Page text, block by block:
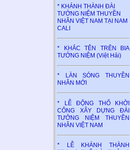
* KHÁNH THÀNH ĐÀI
TƯỞNG NIỆM THUYỀN
NHÂN VIỆT NAM TẠI NAM
CALI
* KHẮC TÊN TRÊN BIA
TƯỞNG NIỆM (Việt Hải)
* LÀN SÓNG THUYỀN
NHÂN MỚI
* LỄ ĐỘNG THỔ KHỞI
CÔNG XÂY DỰNG ĐÀI
TƯỞNG NIỆM THUYỀN
NHÂN VIỆT NAM
* LỄ KHÁNH THÀNH